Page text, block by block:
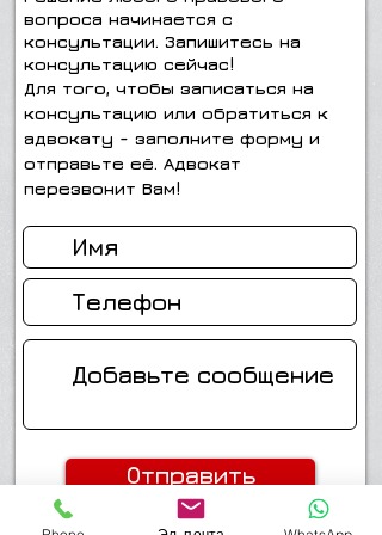
вопроса начинается с
консультации. Запишитесь на
консультацию сейчас!
Для того, чтобы записаться на
консультацию или обратиться к
адвокату - заполните форму и
отправьте её. Адвокат
перезвонит Вам!
Отправить